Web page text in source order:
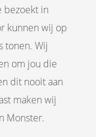
bezoekt in
kunnen wij op
tonen. Wij
om jou die
dit nooit aan
maken wij
Monster.